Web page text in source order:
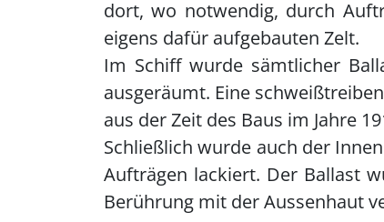
dort, wo notwendig, durch
eigens dafür aufgebauten Zelt.
Im Schiff wurde sämtlicher
ausgeräumt. Eine
aus der Zeit des Baus im Jahre
Schließlich wurde auch der
Aufträgen lackiert. Der Ballast
Berührung mit der Aussenhaut